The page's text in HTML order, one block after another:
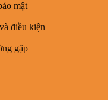
mật
điều kiện
gặp